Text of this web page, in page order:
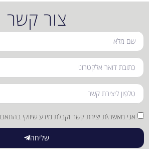
צור קשר
אני מאשר\ת יצירת קשר וקבלת מידע שיווקי בהתאם
שליחה